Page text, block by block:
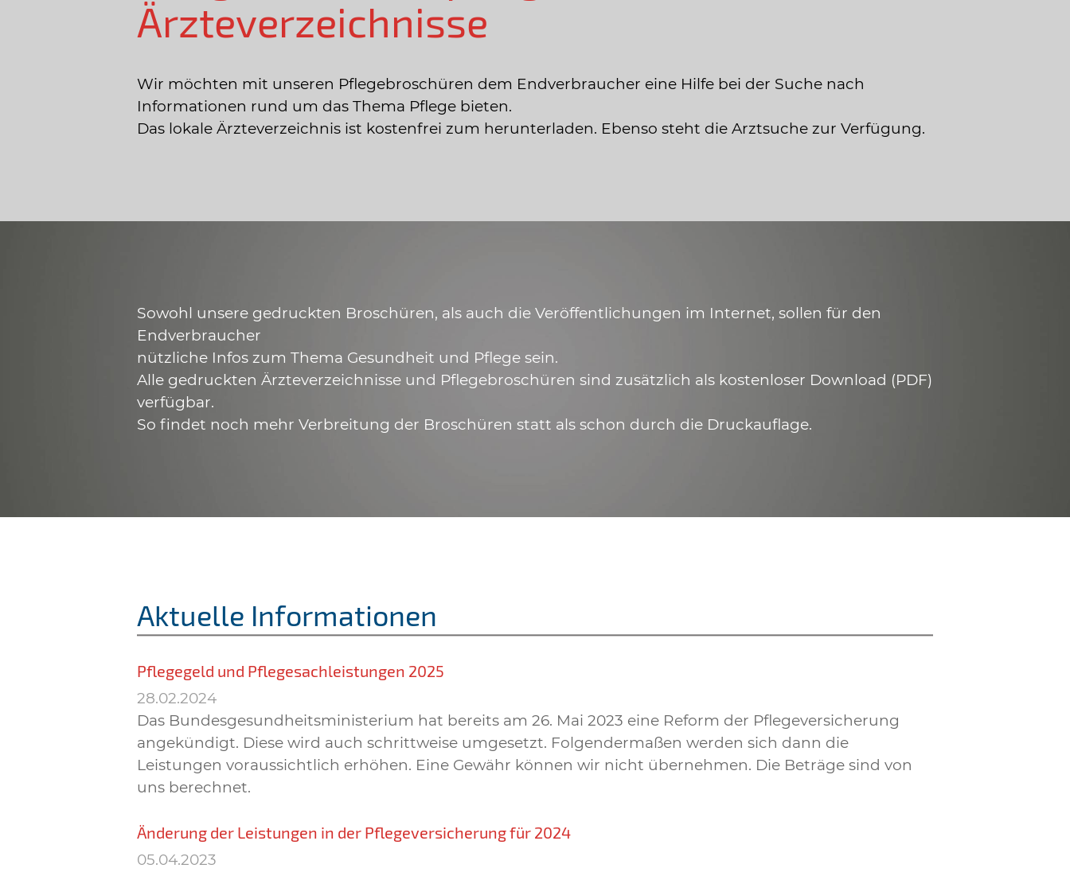
Ärzteverzeichnisse
Wir möchten mit unseren Pflegebroschüren dem Endverbraucher eine Hilfe bei der Suche nach
Informationen rund um das Thema Pflege bieten.
Das lokale Ärzteverzeichnis ist kostenfrei zum herunterladen. Ebenso steht die Arztsuche zur Verfügung.
Sowohl unsere gedruckten Broschüren, als auch die Veröffentlichungen im Internet, sollen für den
Endverbraucher
nützliche Infos zum Thema Gesundheit und Pflege sein.
Alle gedruckten Ärzteverzeichnisse und Pflegebroschüren sind zusätzlich als kostenloser Download (PDF)
verfügbar.
So findet noch mehr Verbreitung der Broschüren statt als schon durch die Druckauflage.
Aktuelle Informationen
Pflegegeld und Pflegesachleistungen 2025
28.02.2024
Das Bundesgesundheitsministerium hat bereits am 26. Mai 2023 eine Reform der Pflegeversicherung
angekündigt. Diese wird auch schrittweise umgesetzt. Folgendermaßen werden sich dann die
Leistungen voraussichtlich erhöhen. Eine Gewähr können wir nicht übernehmen. Die Beträge sind von
uns berechnet.
Änderung der Leistungen in der Pflegeversicherung für 2024
05.04.2023